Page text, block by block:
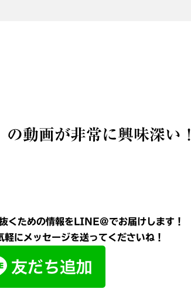
動画が非常に興味深い！
ための情報をLINE@でお届けします！
にメッセージを送ってくださいね！